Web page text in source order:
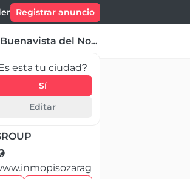
Registrar anuncio
Buenavista del Norte
esta tu ciudad?
Sí
Editar